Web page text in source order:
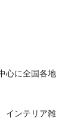
に全国各地
インテリア雑